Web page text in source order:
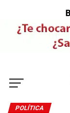
POLÍTICA